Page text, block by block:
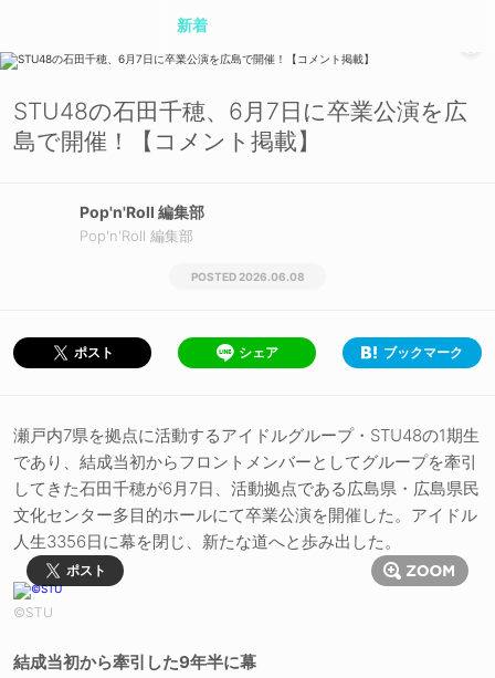
新着
連載
レポート
特集
STU48の石田千穂、6月7日に卒業公演を広
島で開催！【コメント掲載】
Pop'n'Roll 編集部
Pop'n'Roll 編集部
2026.06.08
ポスト シェア ブックマーク
瀬戸内7県を拠点に活動するアイドルグループ・STU48の1期生
であり、結成当初からフロントメンバーとしてグループを牽引
してきた石田千穂が6月7日、活動拠点である広島県・広島県民
文化センター多目的ホールにて卒業公演を開催した。アイドル
人生3356日に幕を閉じ、新たな道へと歩み出した。
ポスト
©STU
結成当初から牽引した9年半に幕